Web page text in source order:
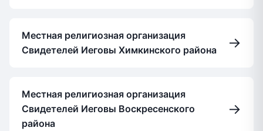
Местная религиозная организация
Свидетелей Иеговы Химкинского района
→
Местная религиозная организация
Свидетелей Иеговы Воскресенского
района
→